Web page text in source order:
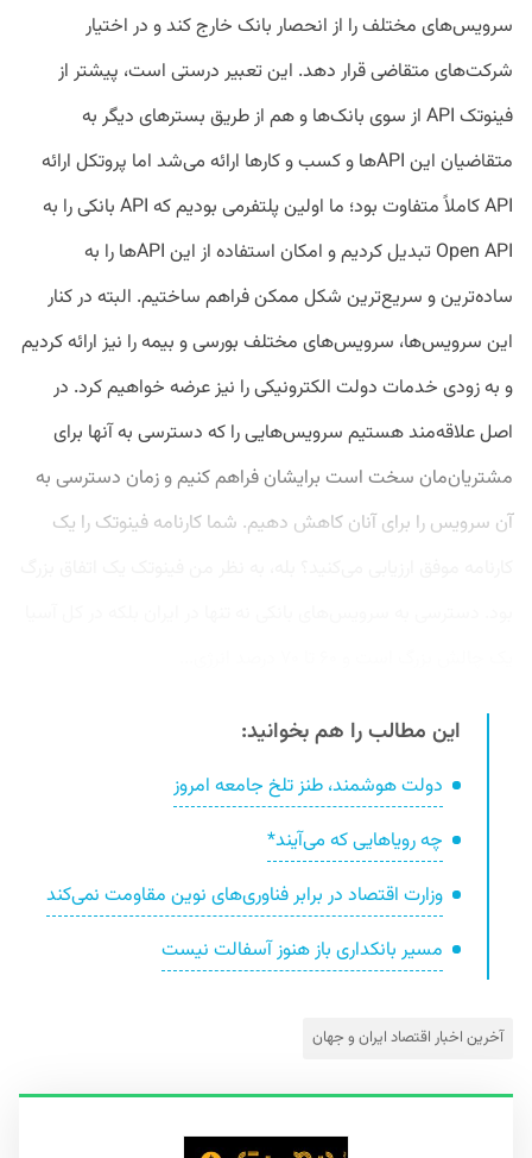
سرویس‌های مختلف را از انحصار بانک خارج کند و در اختیار
شرکت‌های متقاضی قرار دهد. این تعبیر درستی است، پیشتر از
فینوتک API از سوی بانک‌ها و هم از طریق بسترهای دیگر به
متقاضیان این APIها و کسب و کارها ارائه می‌شد اما پروتکل ارائه
API کاملاً متفاوت بود؛ ما اولین پلتفرمی بودیم که API بانکی را به
Open API تبدیل کردیم و امکان استفاده از این APIها را به
ساده‌ترین و سریع‌ترین شکل ممکن فراهم ساختیم. البته در کنار
این سرویس‌ها، سرویس‌های مختلف بورسی و بیمه ‌را نیز ارائه کردیم
و به زودی خدمات دولت الکترونیکی را نیز عرضه خواهیم کرد. در
اصل علاقه‌مند هستیم سرویس‌هایی را که دسترسی به آنها برای
مشتریان‌مان سخت است برایشان فراهم کنیم و زمان دسترسی به
آن سرویس را برای آنان کاهش دهیم. شما کارنامه فینوتک را یک
این مطالب را هم بخوانید:
دولت هوشمند، طنز تلخ جامعه امروز
چه رویاهایی که می‌آیند*
وزارت اقتصاد در برابر فناوری‌های نوین مقاومت نمی‌کند
مسیر بانکداری باز هنوز آسفالت نیست
آخرین اخبار اقتصاد ایران و جهان